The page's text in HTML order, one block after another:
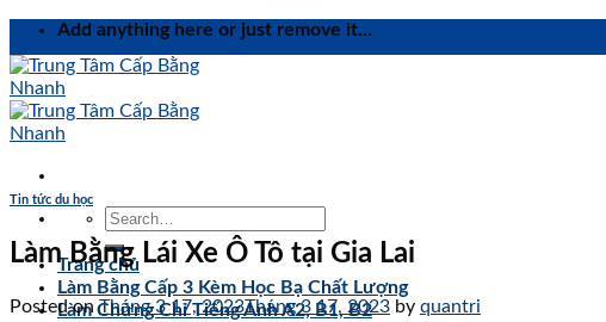
Skip
to
content
Add anything here or just remove it...
Trang chủ
Làm Bằng Cấp 3 Kèm Học Bạ Chất Lượng
Làm Chứng Chỉ Tiếng Anh A2, B1, B2
Tin tức du học
Làm Bằng Lái Xe Ô Tô tại Gia Lai
Posted onTháng 3 17, 2023Tháng 3 17, 2023 by quantri